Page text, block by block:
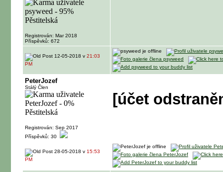
Registrován: Mar 2018
Příspěvků: 672
12-05-2018 v 21:03
PM
PeterJozef
Stálý Člen
Registrován: Sep 2017
Příspěvků: 30
[účet
28-05-2018 v 15:53
PM